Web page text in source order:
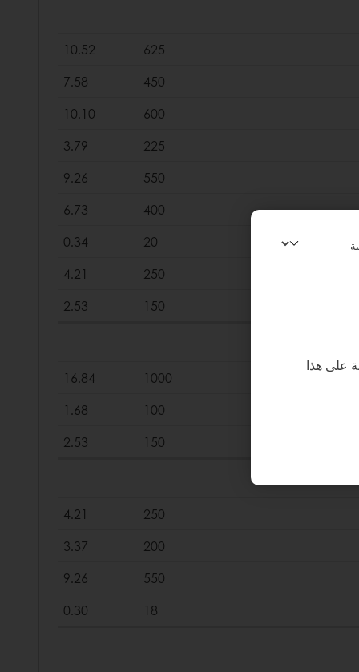
625
10.52
450
7.58
600
10.10
225
3.79
550
9.26
400
6.73
20
0.34
250
4.21
150
2.53
1000
16.84
100
1.68
150
2.53
250
4.21
200
3.37
550
9.26
18
0.30
على هذا